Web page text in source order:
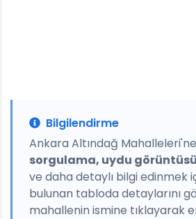
Bilgilendirme
Ankara Altındağ
sorgulama, uydu
ve daha detaylı bilgi edinmek
bulunan tabloda detaylarını
mahallenin ismine tıklayarak